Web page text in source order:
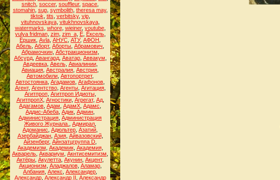
snitch soccer, souffleur, space
stomahin, sup, symbolith, theresa may,
tiktok tits verbitsky, vip,
vituhnovskaya, vitukhnovskaya,
watermarks whore, wieiner, youtube,
yulya fridman, zim, zim_a, Ё, Ёксель,
Ёршик Аvla АНУС АТУ, АФОН
Абель Аборт, Аборты Абрамович
Абрамочкин, Абстракционизм
Абсурд, Авангард, Аватар, Аввакум
Авдеевка, Авель, Авиалинии,
Авиация Австралия Австрия
Автомобили Автопортрет,
Автостоянка Агадамов Агафонов
Агент, Агентство, Агенты, Агитация,
Агитпроп, Агитпроп Идиоты,
АгитпропХ, Агностики, Агрегат, Ад,
Адагамов Адам АдамХ Адамс
Аддис-Абеба Адик Админ
Администрация Администрация
Живого Журнала.
Адмирал
Адоманис Адюльтер Азатий
Азербайджан, Азия, Айвазовский,
Айзенберг, Айнзатцгруппа D
Академизм Академик, Академия,
Акварель Аквариум Акнтисемитизм
Актёры Акулетта Акунин Акцент,
Акционизм Аладжалов, Аламар,
Албания Алекс Александер
Александр, Александр II Александр